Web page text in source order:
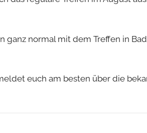
ganz normal mit dem Treffen in
euch am besten über die